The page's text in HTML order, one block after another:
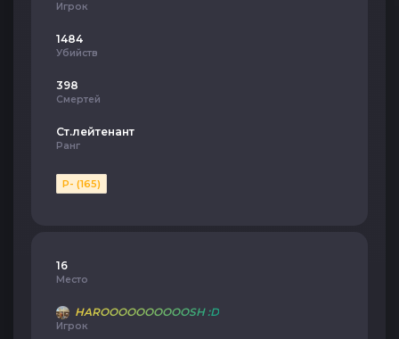
Игрок
1484
Убийств
398
Смертей
Ст.лейтенант
Ранг
P- (165)
16
Место
HAROOOOOOOOOOSH :D
Игрок